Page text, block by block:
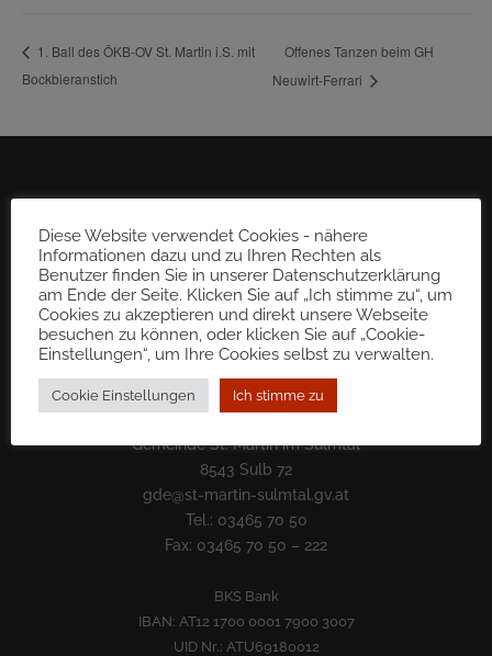
1. Ball des ÖKB-OV St. Martin i.S. mit
Bockbieranstich
Offenes Tanzen beim GH
Neuwirt-Ferrari
Gemeinde St. Martin im Sulmtal
8543 Sulb 72
gde@st-martin-sulmtal.gv.at
Tel.: 03465 70 50
Fax: 03465 70 50 – 222
BKS Bank
IBAN: AT12 1700 0001 7900 3007
UID Nr.: ATU69180012
Diese Website verwendet Cookies - nähere
Informationen dazu und zu Ihren Rechten als
Benutzer finden Sie in unserer Datenschutzerklärung
am Ende der Seite. Klicken Sie auf „Ich stimme zu“, um
Cookies zu akzeptieren und direkt unsere Webseite
besuchen zu können, oder klicken Sie auf „Cookie-
Einstellungen“, um Ihre Cookies selbst zu verwalten.
Cookie Einstellungen Ich stimme zu